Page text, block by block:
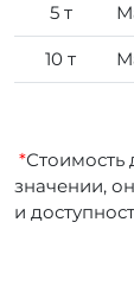
5 т
10 т
*Стоимость
значении,
и